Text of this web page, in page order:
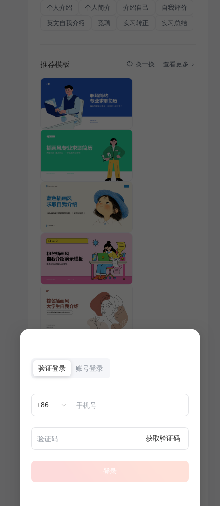
个人介绍 个人简介 介绍自己 自我评价
英文自我介绍 竞聘 实习转正 实习总结
推荐模板 换一换 查看更多
验证登录 账号登录
+86
获取验证码
登录